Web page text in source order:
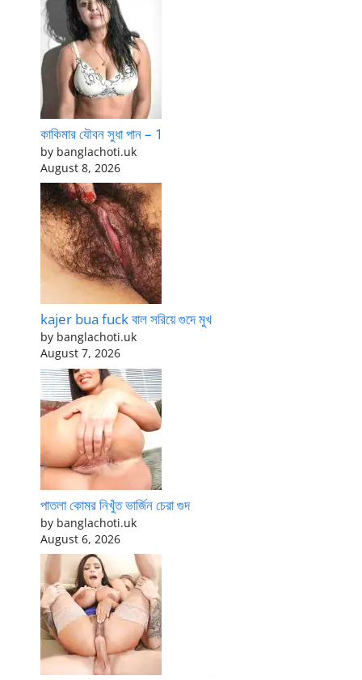
কাকিমার যৌবন সুধা পান – 1
by banglachoti.uk
August 8, 2026
kajer bua fuck বাল সরিয়ে গুদে মুখ
by banglachoti.uk
August 7, 2026
পাতলা কোমর নিখুঁত ভার্জিন চেরা গুদ
by banglachoti.uk
August 6, 2026